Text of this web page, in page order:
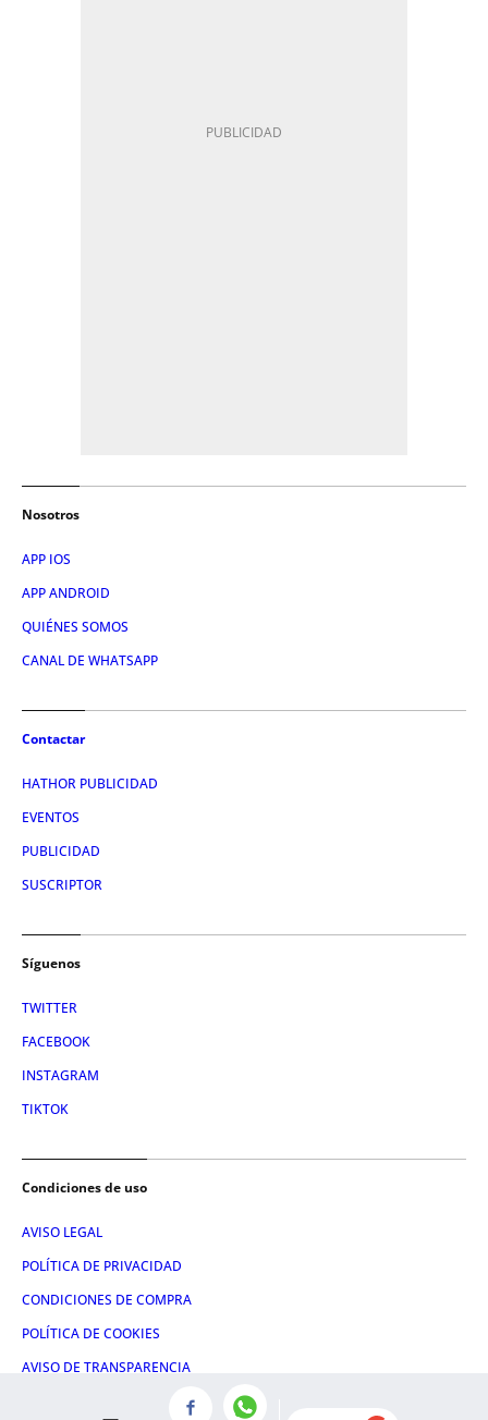
Nosotros
APP IOS
APP ANDROID
QUIÉNES SOMOS
CANAL DE WHATSAPP
Contactar
HATHOR PUBLICIDAD
EVENTOS
PUBLICIDAD
SUSCRIPTOR
Síguenos
TWITTER
FACEBOOK
INSTAGRAM
TIKTOK
Condiciones de uso
AVISO LEGAL
POLÍTICA DE PRIVACIDAD
CONDICIONES DE COMPRA
POLÍTICA DE COOKIES
AVISO DE TRANSPARENCIA